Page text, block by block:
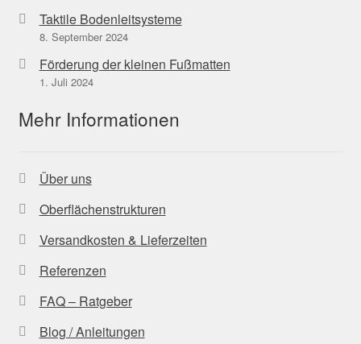
Taktile Bodenleitsysteme
8. September 2024
Förderung der kleinen Fußmatten
1. Juli 2024
Mehr Informationen
Über uns
Oberflächenstrukturen
Versandkosten & Lieferzeiten
Referenzen
FAQ – Ratgeber
Blog / Anleitungen